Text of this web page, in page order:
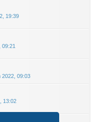
19:39
09:21
2022, 09:03
13:02